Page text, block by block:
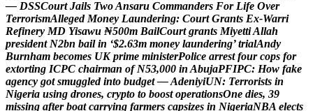
— DSSCourt Jails TwoAnsaru Commanders For Life Over
TerrorismAlleged Money Laundering: Court Grants Ex-Warri
Refinery MD Yisawu ₦500m BailCourt grants MiyettiAllah
president N2bn bail in ‘$2.63m money laundering’ trialAndy
Burnham becomes UK prime ministerPolice arrest four cops for
extorting ICPC chairman of N53,000 in AbujaPFIPC: How fake
agency got smuggled into budget —AdeniyiUN: Terrorists in
Nigeria using drones, crypto to boost operationsOne dies, 39
missing after boat carrying farmers capsizes in NigeriaNBA elects